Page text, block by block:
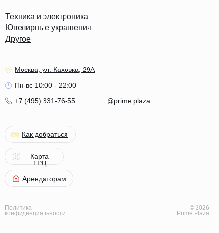
Москва, ул. Каховка, 29А
Пн-вс 10:00 - 22:00
+7 (495) 331-76-55
Карта
ТРЦ
Арендаторам
Как добраться
Политика
конфиденциальности
Техника и электроника
Ювелирные украшения
© 2026
Prime Plaza
Другое
@prime.plaza